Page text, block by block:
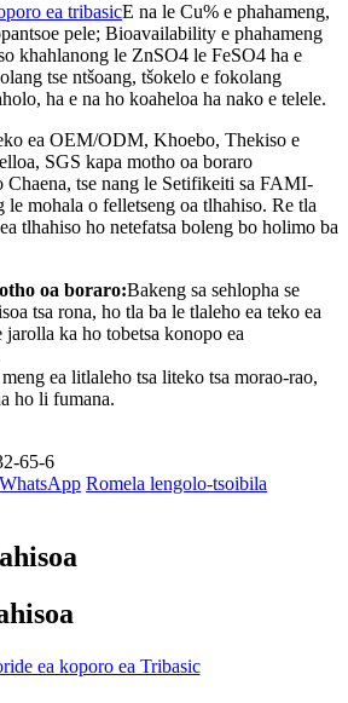
ea tribasicE na le Cu% e phahameng,
pele; Bioavailability e phahameng
khahlanong le ZnSO4 le FeSO4 ha e
tse ntšoang, tšokelo e fokolang
ha e na ho koaheloa ha nako e telele.
ea OEM/ODM, Khoebo, Thekiso e
SGS kapa motho oa boraro
Chaena, tse nang le Setifikeiti sa FAMI-
le mohala o felletseng oa tlhahiso. Re tla
tlhahiso ho netefatsa boleng bo holimo ba
oa boraro:Bakeng sa sehlopha se
tsa rona, ho tla ba le tlaleho ea teko ea
ka ho tobetsa konopo ea
ea litlaleho tsa liteko tsa morao-rao,
ho li fumana.
65-6
WhatsApp Romela lengolo-tsoibila